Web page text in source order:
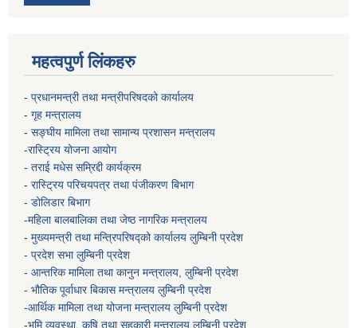
महत्वपुर्ण लिंकहरु
- प्रधानमन्त्री तथा मन्त्रीपरिषदको कार्यालय
- गृह मन्त्रालय
- सङ्घीय मामिला तथा सामान्य प्रशासन मन्त्रालय
-रास्ट्रिय योजना आयोग
- तराई मधेस सम्रिद्दी कार्यक्रम
- रास्ट्रिय परिचयपत्र तथा पंजीकरण बिभाग
- डोलिडार बिभाग
-महिला बालबालिका तथा जेष्ठ नागरिक मन्त्रालय
- मुख्यमन्त्री तथा मन्त्रिपरिषद्को कार्यालय लुम्बिनी प्रदेश
- प्रदेश सभा लुम्बिनी प्रदेश
- आन्तरिक मामिला तथा कानुन मन्त्रालय, लुम्बिनी प्रदेश
- भौतिक पूर्वाधार बिकास मन्त्रालय लुम्बिनी प्रदेश
-आर्थिक मामिला तथा योजना मन्त्रालय लुम्बिनी प्रदेश
-भुमि व्यवस्था, कृषि तथा सहकारी मन्त्रालय लुम्बिनी प्रदेश